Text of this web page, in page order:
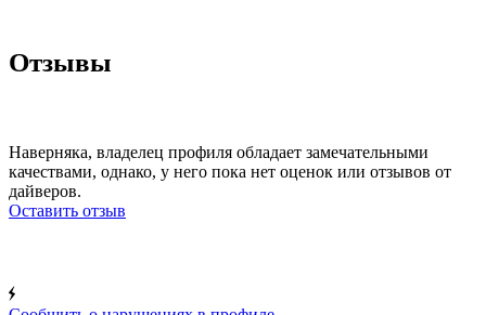
Отзывы
Наверняка, владелец профиля обладает замечательными
качествами, однако, у него пока нет оценок или отзывов от
дайверов.
Оставить отзыв